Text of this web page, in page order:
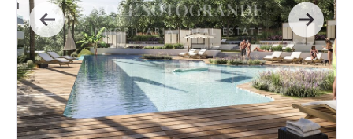
Previous Next